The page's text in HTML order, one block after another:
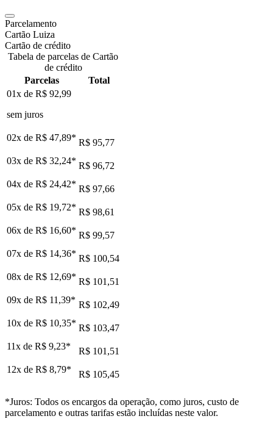
Parcelamento
Cartão Luiza
Cartão de crédito
Tabela de parcelas de Cartão
de crédito
Parcelas
Total
01x de R$ 92,99
sem juros
02x de R$ 47,89* R$ 95,77
03x de R$ 32,24* R$ 96,72
04x de R$ 24,42* R$ 97,66
05x de R$ 19,72* R$ 98,61
06x de R$ 16,60* R$ 99,57
07x de R$ 14,36* R$ 100,54
08x de R$ 12,69* R$ 101,51
09x de R$ 11,39* R$ 102,49
10x de R$ 10,35* R$ 103,47
11x de R$ 9,23*
R$ 101,51
12x de R$ 8,79* R$ 105,45
*Juros: Todos os encargos da operação, como juros, custo de
parcelamento e outras tarifas estão incluídas neste valor.